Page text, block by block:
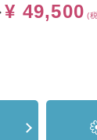
Movie
ムービ
¥ 49,500 (